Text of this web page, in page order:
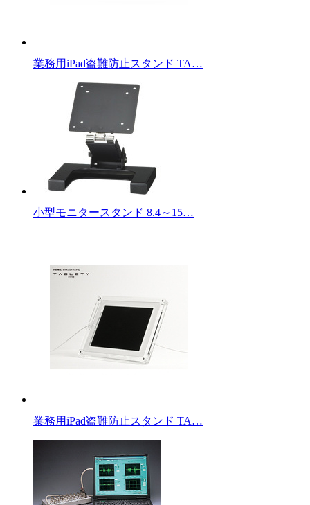
業務用iPad盗難防止スタンド TA…
小型モニタースタンド 8.4～15…
業務用iPad盗難防止スタンド TA…